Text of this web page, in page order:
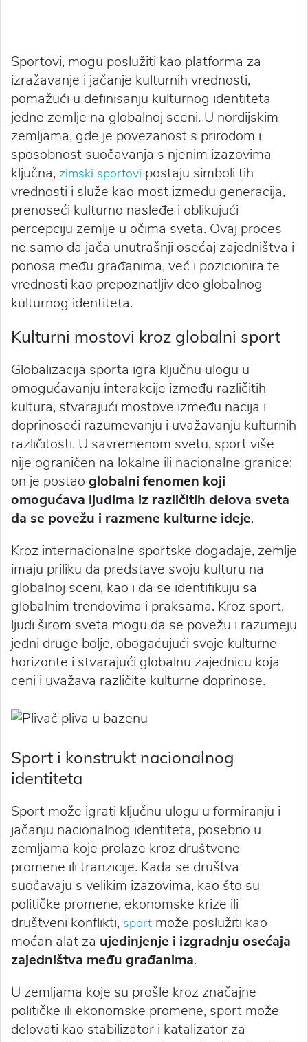
Sportovi, mogu poslužiti kao platforma za
izražavanje i jačanje kulturnih vrednosti,
pomažući u definisanju kulturnog identiteta
jedne zemlje na globalnoj sceni. U nordijskim
zemljama, gde je povezanost s prirodom i
sposobnost suočavanja s njenim izazovima
ključna, zimski sportovi postaju simboli tih
vrednosti i služe kao most između generacija,
prenoseći kulturno nasleđe i oblikujući
percepciju zemlje u očima sveta. Ovaj proces
ne samo da jača unutrašnji osećaj zajedništva i
ponosa među građanima, već i pozicionira te
vrednosti kao prepoznatljiv deo globalnog
kulturnog identiteta.
Kulturni mostovi kroz globalni sport
Globalizacija sporta igra ključnu ulogu u
omogućavanju interakcije između različitih
kultura, stvarajući mostove između nacija i
doprinoseći razumevanju i uvažavanju kulturnih
različitosti. U savremenom svetu, sport više
nije ograničen na lokalne ili nacionalne granice;
on je postao globalni fenomen koji
omogućava ljudima iz različitih delova sveta
da se povežu i razmene kulturne ideje.
Kroz internacionalne sportske događaje, zemlje
imaju priliku da predstave svoju kulturu na
globalnoj sceni, kao i da se identifikuju sa
globalnim trendovima i praksama. Kroz sport,
ljudi širom sveta mogu da se povežu i razumeju
jedni druge bolje, obogaćujući svoje kulturne
horizonte i stvarajući globalnu zajednicu koja
ceni i uvažava različite kulturne doprinose.
Sport i konstrukt nacionalnog
identiteta
Sport može igrati ključnu ulogu u formiranju i
jačanju nacionalnog identiteta, posebno u
zemljama koje prolaze kroz društvene
promene ili tranzicije. Kada se društva
suočavaju s velikim izazovima, kao što su
političke promene, ekonomske krize ili
društveni konflikti, sport može poslužiti kao
moćan alat za ujedinjenje i izgradnju osećaja
zajedništva među građanima.
U zemljama koje su prošle kroz značajne
političke ili ekonomske promene, sport može
delovati kao stabilizator i katalizator za